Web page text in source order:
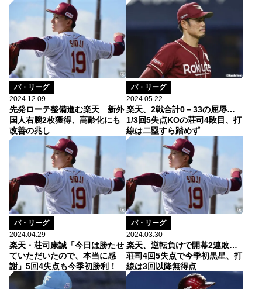
パ・リーグ
2024.12.09
先発ローテ整備進む楽天 新外
国人右腕2枚獲得、高齢化にも
改善の兆し
パ・リーグ
2024.05.22
楽天、2戦合計0－33の屈辱…
1/3回5失点KOの荘司4敗目、打
線は二塁すら踏めず
パ・リーグ
2024.04.29
楽天・荘司康誠「今日は勝たせ
ていただいたので、本当に感
謝」5回4失点も今季初勝利！
パ・リーグ
2024.03.30
楽天、逆転負けで開幕2連敗…
荘司4回5失点で今季初黒星、打
線は3回以降無得点